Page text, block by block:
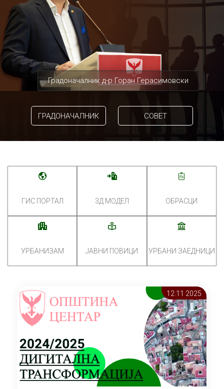
Градоначалник д-р Горан Герасимовски
ГРАДОНАЧАЛНИК СОВЕТ
ГИС ПОРТАЛ 3Д МОДЕЛ ОБРАСЦИ
УРБАНИЗАМ ЈАВНИ ПОВИЦИ УРБАНИ ЗАЕДНИЦИ
12.11 2025